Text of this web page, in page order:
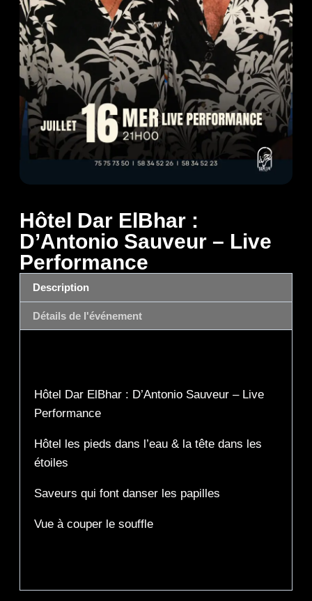
Hôtel Dar ElBhar :
D’Antonio Sauveur – Live
Performance
Description
Détails de l'événement
Hôtel Dar ElBhar : D’Antonio Sauveur – Live
Performance
Hôtel les pieds dans l’eau & la tête dans les
étoiles
Saveurs qui font danser les papilles
Vue à couper le souffle